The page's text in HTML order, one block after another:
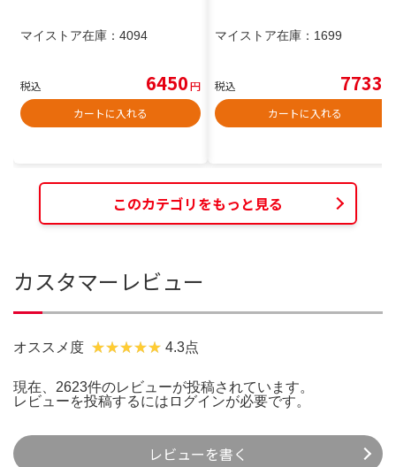
マイストア在庫： 4094
税込 6450円
カートに入れる
マイストア在庫： 1699
税込 7733
カートに入れる
このカテゴリをもっと見る
カスタマーレビュー
オススメ度 4.3点
現在、2623件のレビューが投稿されています。
レビューを投稿するには ログインが必要です。
レビューを書く